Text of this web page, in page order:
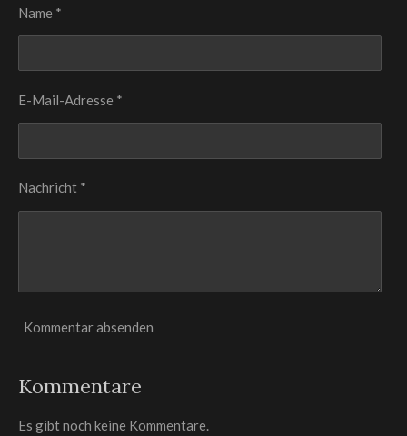
Name *
E-Mail-Adresse *
Nachricht *
Kommentar absenden
Kommentare
Es gibt noch keine Kommentare.